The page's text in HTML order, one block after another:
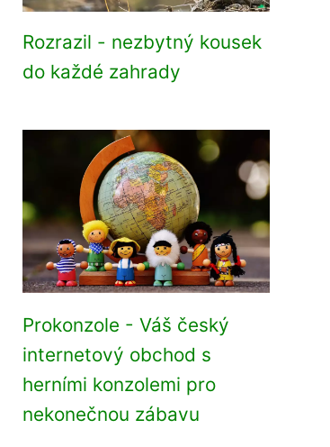
Rozrazil - nezbytný kousek
do každé zahrady
Prokonzole - Váš český
internetový obchod s
herními konzolemi pro
nekonečnou zábavu